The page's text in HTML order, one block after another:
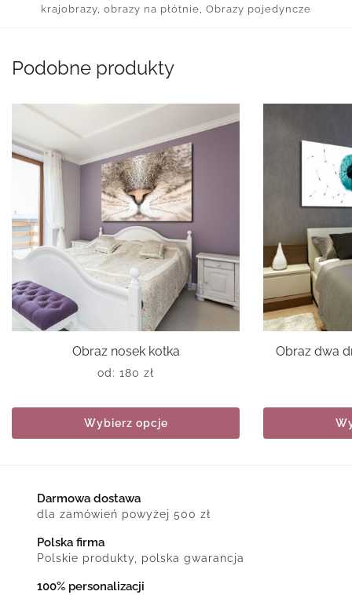
krajobrazy, obrazy na płótnie, Obrazy pojedyncze
Podobne produkty
Obraz nosek kotka
od: 180 zł
Wybierz opcje
Obraz dwa
Darmowa dostawa
dla zamówień powyżej 500 zł
Polska firma
Polskie produkty, polska gwarancja
100% personalizacji